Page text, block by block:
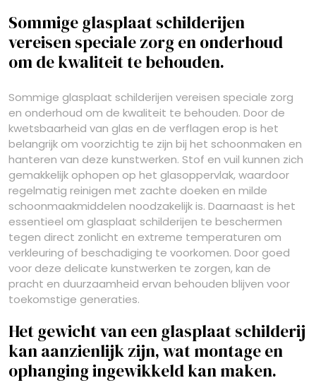
Sommige glasplaat schilderijen
vereisen speciale zorg en onderhoud
om de kwaliteit te behouden.
Sommige glasplaat schilderijen vereisen speciale zorg
en onderhoud om de kwaliteit te behouden. Door de
kwetsbaarheid van glas en de verflagen erop is het
belangrijk om voorzichtig te zijn bij het schoonmaken en
hanteren van deze kunstwerken. Stof en vuil kunnen zich
gemakkelijk ophopen op het glasoppervlak, waardoor
regelmatig reinigen met zachte doeken en milde
schoonmaakmiddelen noodzakelijk is. Daarnaast is het
essentieel om glasplaat schilderijen te beschermen
tegen direct zonlicht en extreme temperaturen om
verkleuring of beschadiging te voorkomen. Door goed
voor deze delicate kunstwerken te zorgen, kan de
pracht en duurzaamheid ervan behouden blijven voor
toekomstige generaties.
Het gewicht van een glasplaat schilderij
kan aanzienlijk zijn, wat montage en
ophanging ingewikkeld kan maken.